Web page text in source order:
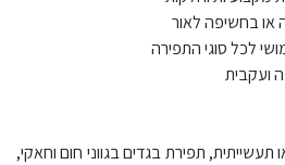
או בחשיפה לאור
לכל סוגי התפירה
תפירת בגדים בגווני חום וחאקי,